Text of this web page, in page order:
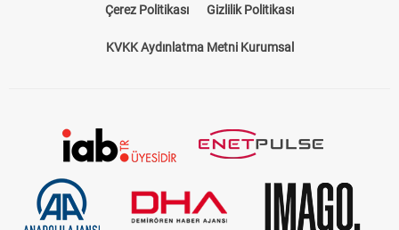
Çerez Politikası Gizlilik Politikası
KVKK Aydınlatma Metni Kurumsal